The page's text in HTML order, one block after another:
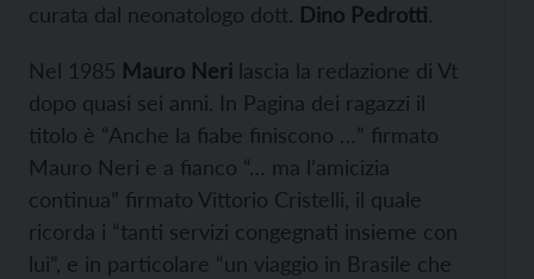
curata dal neonatologo dott. Dino Pedrotti.
Nel 1985 Mauro Neri lascia la redazione di Vt
dopo quasi sei anni. In Pagina dei ragazzi il
titolo è “Anche la fiabe finiscono …” firmato
Mauro Neri e a fianco “… ma l’amicizia
continua” firmato Vittorio Cristelli, il quale
ricorda i “tanti servizi congegnati insieme con
lui”, e in particolare “un viaggio in Brasile che